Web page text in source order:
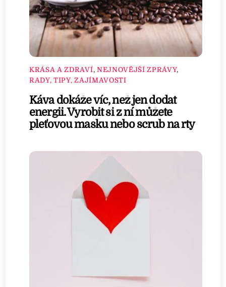
KRÁSA A ZDRAVÍ, NEJNOVĚJŠÍ ZPRÁVY,
RADY, TIPY, ZAJÍMAVOSTI
Káva dokáže víc, než jen dodat
energii. Vyrobit si z ní můžete
pleťovou masku nebo scrub na rty